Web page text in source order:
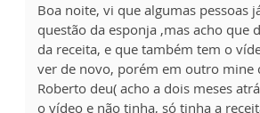
Boa noite, vi que algumas pessoas
questão da esponja ,mas acho que
da receita, e que também tem o
ver de novo, porém em outro mine
Roberto deu( acho a dois meses
o vídeo e não tinha, só tinha a